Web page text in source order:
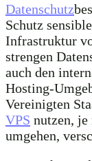
Datenschutz
Schutz
Infrastruktur
strengen
auch den
Hosting-
Vereinigten
VPS nutzen, je
umgehen,